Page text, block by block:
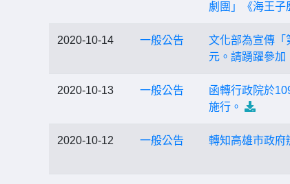
劇團」《海王子
2020-10-14 一般公告
文化部為宣傳「
元。請踴躍參加
2020-10-13 一般公告
函轉行政院於
施行。
2020-10-12 一般公告 轉知高雄市政府